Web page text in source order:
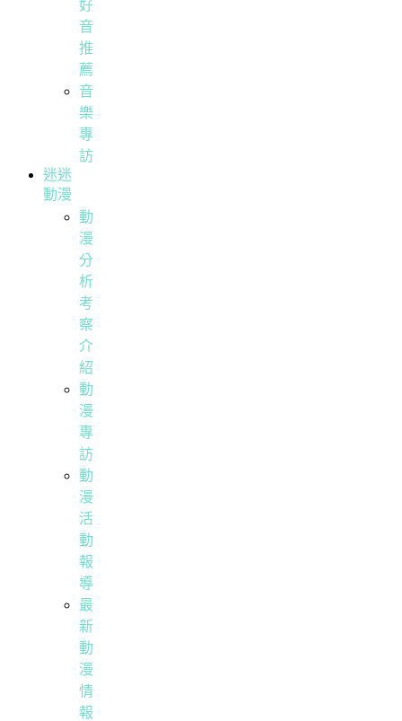
好
音
推
薦
音
樂
專
訪
迷迷
動漫
動
漫
分
析
考
察
介
紹
動
漫
專
訪
動
漫
活
動
報
導
最
新
動
漫
情
報